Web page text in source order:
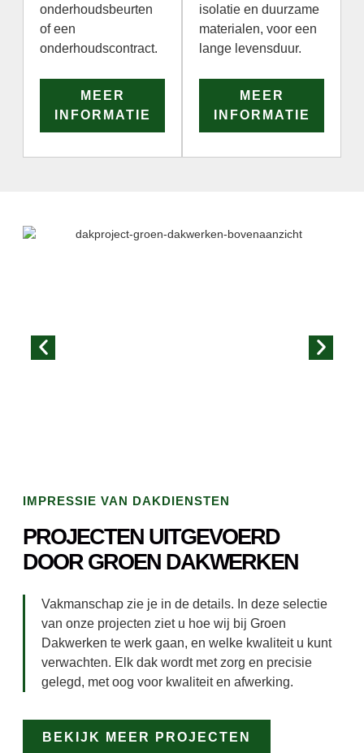
onderhoudsbeurten
of een
onderhoudscontract.
MEER
INFORMATIE
isolatie en duurzame
materialen, voor een
lange levensduur.
MEER
INFORMATIE
IMPRESSIE VAN DAKDIENSTEN
PROJECTEN UITGEVOERD
DOOR GROEN DAKWERKEN
Vakmanschap zie je in de details. In deze selectie
van onze projecten ziet u hoe wij bij Groen
Dakwerken te werk gaan, en welke kwaliteit u kunt
verwachten. Elk dak wordt met zorg en precisie
gelegd, met oog voor kwaliteit en afwerking.
BEKIJK MEER PROJECTEN